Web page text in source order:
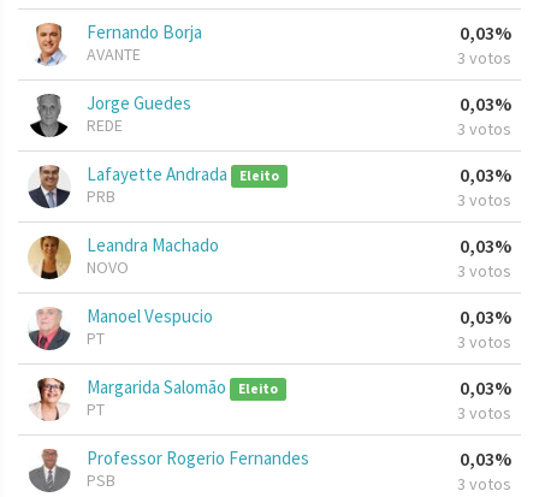
Fernando Borja
AVANTE
0,03%
3 votos
Jorge Guedes
REDE
0,03%
3 votos
Lafayette Andrada Eleito
PRB
0,03%
3 votos
Leandra Machado
NOVO
0,03%
3 votos
Manoel Vespucio
PT
0,03%
3 votos
Margarida Salomão Eleito
PT
0,03%
3 votos
Professor Rogerio Fernandes
PSB
0,03%
3 votos